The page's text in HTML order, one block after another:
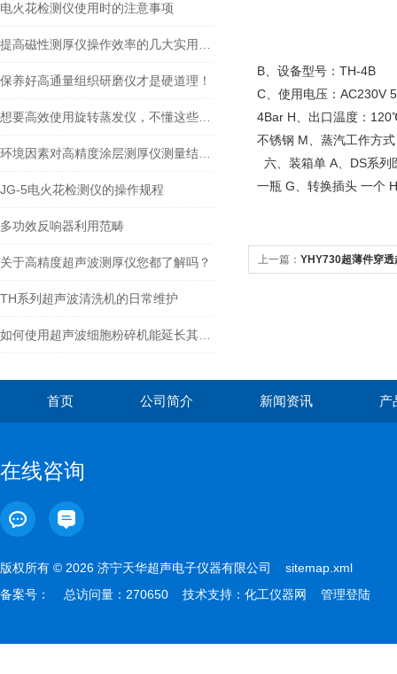
电火花检测仪使用时的注意事项
保养好高通量组织研磨仪才是硬道理！
JG-5电火花检测仪的操作规程
多功效反响器利用范畴
关于高精度超声波测厚仪您都了解吗？
TH系列超声波清洗机的日常维护
B、设备型号：TH-4B
C、使用电压：AC230V
4Bar H、出口温度：
不锈钢 M、蒸汽工作方
六、装箱单 A、DS系
一瓶 G、转换插头 一个
上一篇： YHY730超薄件穿
首页 公司简介 新闻资讯 产
在线咨询
版权所有 © 2026 济宁天华超声电子仪器有限公司 sitemap.xml
备案号：
总访问量：270650 技术支持： 化工仪器网 管理登陆